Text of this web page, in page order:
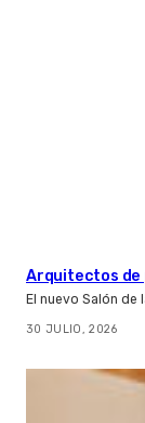
Arquitectos de
El nuevo Salón
30 JULIO, 2026